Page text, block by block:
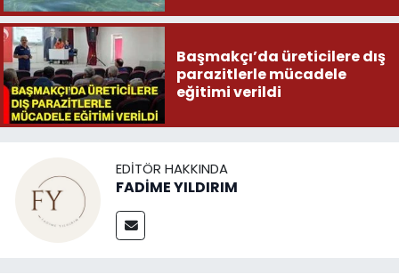
Başmakçı’da üreticilere dış
parazitlerle mücadele
eğitimi verildi
EDITÖR HAKKINDA
FADİME YILDIRIM